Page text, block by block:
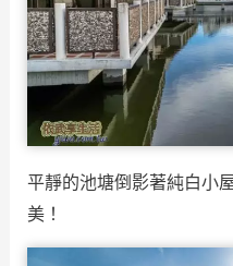
平靜的池塘倒影著純白小
美！